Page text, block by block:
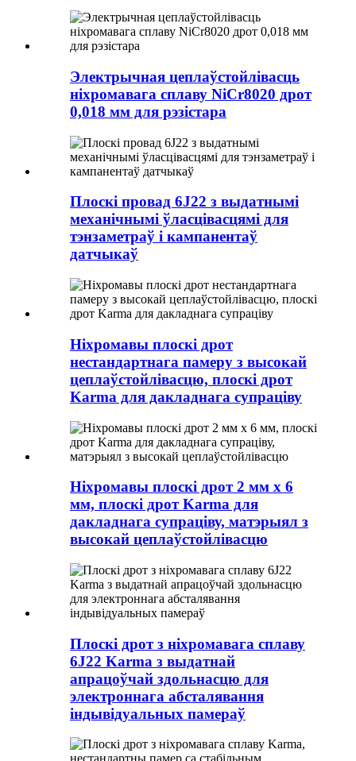
Электрычная цеплаўстойлівасць
ніхромавага сплаву NiCr8020 дрот
0,018 мм для рэзістара
Плоскі провад 6J22 з выдатнымі
механічнымі ўласцівасцямі для
тэнзаметраў і кампанентаў
датчыкаў
Ніхромавы плоскі дрот
нестандартнага памеру з высокай
цеплаўстойлівасцю, плоскі дрот
Karma для дакладнага супраціву
Ніхромавы плоскі дрот 2 мм х 6
мм, плоскі дрот Karma для
дакладнага супраціву, матэрыял з
высокай цеплаўстойлівасцю
Плоскі дрот з ніхромавага сплаву
6J22 Karma з выдатнай
апрацоўчай здольнасцю для
электроннага абсталявання
індывідуальных памераў